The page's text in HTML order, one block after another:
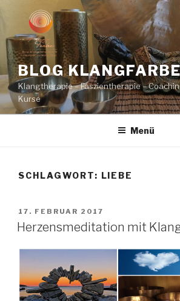
Zum
springen
BLOG
Klangtherapie – Faszientherapie –
Kurse
Menü
SCHLAGWORT: LIEBE
VERÖFFENTLICHT
AM
17. FEBRUAR 2017
Herzensmeditation mit